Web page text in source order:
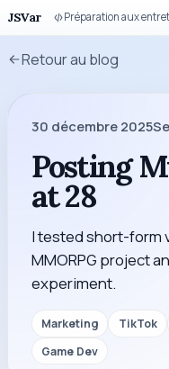
JSVar Préparation aux
Retour au blog
30 décembre 2025
Posting
at 28
I tested short-form
MMORPG project
experiment.
Marketing TikTok
Game Dev